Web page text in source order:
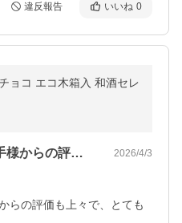
違反報告 いいね 0
ョコ エコ木箱入 和酒セレ
贈り物にしましたが、相手様からの評価も… 2026/4/3
らの評価も上々で、とても